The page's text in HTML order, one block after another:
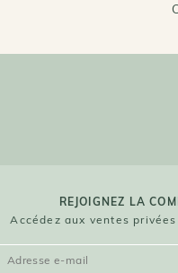
REJOIGNEZ LA
Accédez aux ventes